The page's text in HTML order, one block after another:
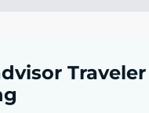
Traveler